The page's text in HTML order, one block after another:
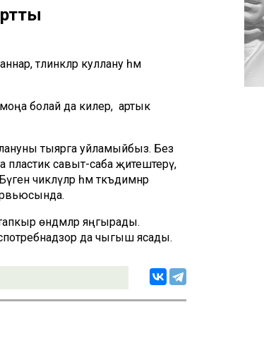
тәлинкәләр куллану һәм
болай да килер, ә артык
тыярга уйламыйбыз. Без
савыт-саба җитештерү,
чикләүләр һәм тәкъдимнәр
өндәмәләр яңгырады.
да чыгыш ясады.